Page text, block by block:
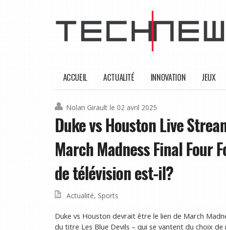
ACCUEIL ACTUALITÉ INNOVATION JEUX
Nolan Girault le 02 avril 2025
Duke vs Houston Live
March Madness Final Four
de télévision est-il?
Actualité, Sports
Duke vs Houston devrait être le lien de March
du titre Les Blue Devils – qui se vantent du choix